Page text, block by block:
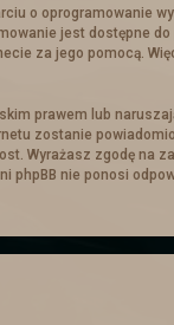
od nowa i
się tyle ile
i może być to
domy
sie w ów
w odpowiednim
(przez
o oprogramowanie
jest dostępne
za jego pomocą.
prawem lub
zostanie
Wyrażasz zgodę na
nie ponosi